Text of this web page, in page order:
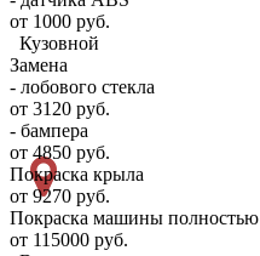
от 1000 руб.
Кузовной
Замена
- лобового стекла
от 3120 руб.
- бампера
от 4850 руб.
Покраска крыла
от 9270 руб.
Покраска машины полностью
от 115000 руб.